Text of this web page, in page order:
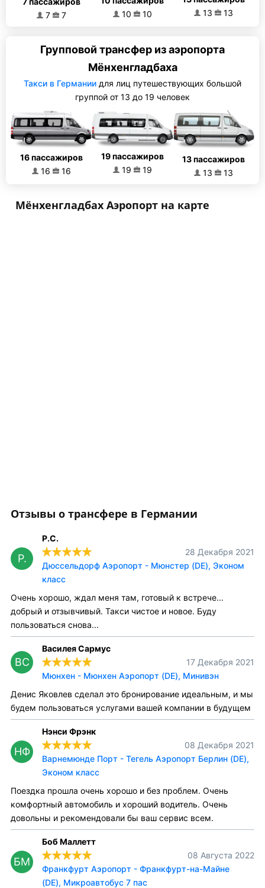
7
7
10
10
13
13
Групповой трансфер из аэропорта
Мёнхенгладбаха
Такси в Германии для лиц путешествующих большой
группой от 13 до 19 человек
16 пассажиров
16
16
19 пассажиров
19
19
13 пассажиров
13
13
Мёнхенгладбах Аэропорт на карте
Отзывы о трансфере в Германии
Р.
Р.С.
28 Декабря 2021
Дюссельдорф Аэропорт - Мюнстер (DE), Эконом
класс
Очень хорошо, ждал меня там, готовый к встрече...
добрый и отзывчивый. Такси чистое и новое. Буду
пользоваться снова...
ВС
Василея Сармус
17 Декабря 2021
Мюнхен - Мюнхен Аэропорт (DE), Минивэн
Денис Яковлев сделал это бронирование идеальным, и мы
будем пользоваться услугами вашей компании в будущем
НФ
Нэнси Фрэнк
08 Декабря 2021
Варнемюнде Порт - Тегель Аэропорт Берлин (DE),
Эконом класс
Поездка прошла очень хорошо и без проблем. Очень
комфортный автомобиль и хороший водитель. Очень
довольны и рекомендовали бы ваш сервис всем.
БМ
Боб Маллетт
08 Августа 2022
Франкфурт Аэропорт - Франкфурт-на-Майне
(DE), Микроавтобус 7 пас